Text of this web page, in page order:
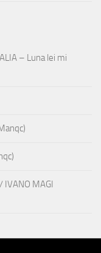
– Luna lei mi
IVANO MAGI